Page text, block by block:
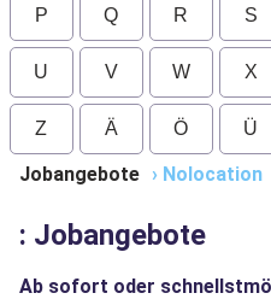
P Q R S
U V W X
Z Ä Ö Ü
Jobangebote › Nolocation
: Jobangebote
Ab sofort oder